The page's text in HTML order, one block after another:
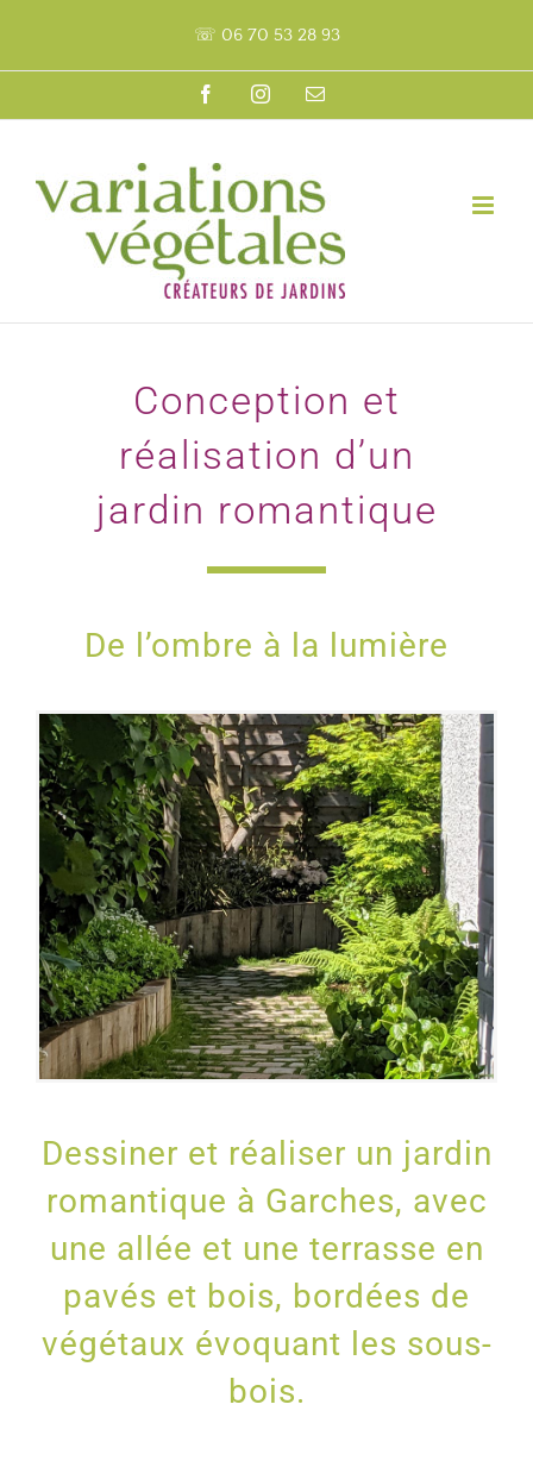
contenu
☏ 06 70 53 28 93
FacebookInstagramEmail
Conception et
réalisation d’un
jardin romantique
De l’ombre à la lumière
Dessiner et réaliser un jardin
romantique à Garches, avec
une allée et une terrasse en
pavés et bois, bordées de
végétaux évoquant les sous-
bois.